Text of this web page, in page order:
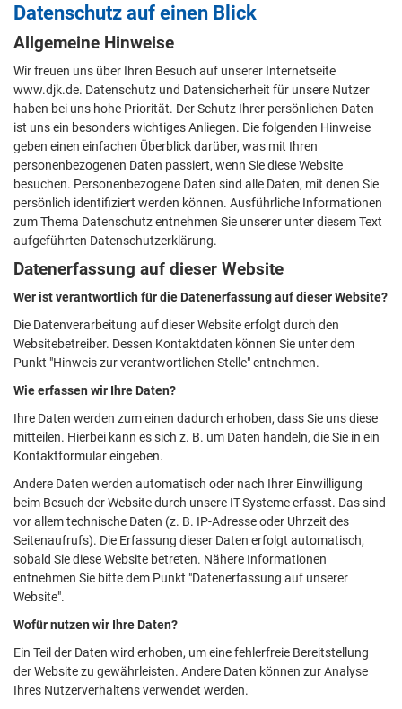
Datenschutz auf einen Blick
Allgemeine Hinweise
Wir freuen uns über Ihren Besuch auf unserer Internetseite
www.djk.de. Datenschutz und Datensicherheit für unsere Nutzer
haben bei uns hohe Priorität. Der Schutz Ihrer persönlichen Daten
ist uns ein besonders wichtiges Anliegen. Die folgenden Hinweise
geben einen einfachen Überblick darüber, was mit Ihren
personenbezogenen Daten passiert, wenn Sie diese Website
besuchen. Personenbezogene Daten sind alle Daten, mit denen Sie
persönlich identifiziert werden können. Ausführliche Informationen
zum Thema Datenschutz entnehmen Sie unserer unter diesem Text
aufgeführten Datenschutzerklärung.
Datenerfassung auf dieser Website
Wer ist verantwortlich für die Datenerfassung auf dieser Website?
Die Datenverarbeitung auf dieser Website erfolgt durch den
Websitebetreiber. Dessen Kontaktdaten können Sie unter dem
Punkt "Hinweis zur verantwortlichen Stelle" entnehmen.
Wie erfassen wir Ihre Daten?
Ihre Daten werden zum einen dadurch erhoben, dass Sie uns diese
mitteilen. Hierbei kann es sich z. B. um Daten handeln, die Sie in ein
Kontaktformular eingeben.
Andere Daten werden automatisch oder nach Ihrer Einwilligung
beim Besuch der Website durch unsere IT-Systeme erfasst. Das sind
vor allem technische Daten (z. B. IP-Adresse oder Uhrzeit des
Seitenaufrufs). Die Erfassung dieser Daten erfolgt automatisch,
sobald Sie diese Website betreten. Nähere Informationen
entnehmen Sie bitte dem Punkt "Datenerfassung auf unserer
Website".
Wofür nutzen wir Ihre Daten?
Ein Teil der Daten wird erhoben, um eine fehlerfreie Bereitstellung
der Website zu gewährleisten. Andere Daten können zur Analyse
Ihres Nutzerverhaltens verwendet werden.